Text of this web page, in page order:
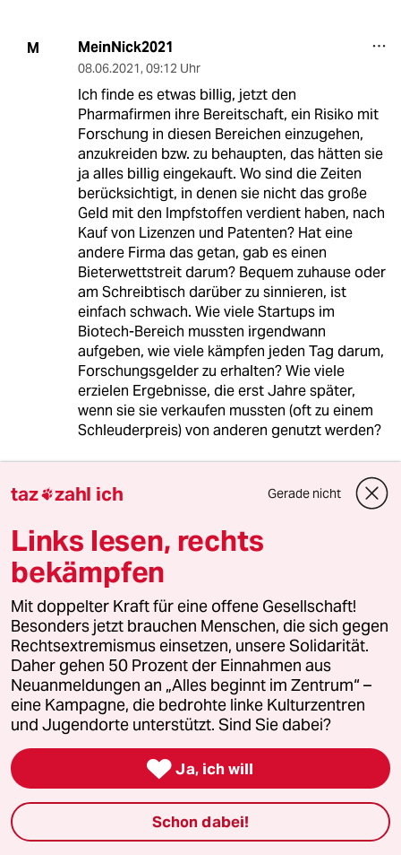
M MeinNick2021
08.06.2021, 09:12 Uhr
Ich finde es etwas billig, jetzt den
Pharmafirmen ihre Bereitschaft, ein Risiko mit
Forschung in diesen Bereichen einzugehen,
anzukreiden bzw. zu behaupten, das hätten sie
ja alles billig eingekauft. Wo sind die Zeiten
berücksichtigt, in denen sie nicht das große
Geld mit den Impfstoffen verdient haben, nach
Kauf von Lizenzen und Patenten? Hat eine
andere Firma das getan, gab es einen
Bieterwettstreit darum? Bequem zuhause oder
am Schreibtisch darüber zu sinnieren, ist
einfach schwach. Wie viele Startups im
Biotech-Bereich mussten irgendwann
aufgeben, wie viele kämpfen jeden Tag darum,
Forschungsgelder zu erhalten? Wie viele
erzielen Ergebnisse, die erst Jahre später,
wenn sie sie verkaufen mussten (oft zu einem
Schleuderpreis) von anderen genutzt werden?
andere Dinge gewünscht sind. Ich hab das
persönlich erlebt, als ein Forschungsprojekt
beendet werden musste, das zusammen mit
Industriepartnern vorangetrieben worden war
und plötzlich die Politik die gesetzlichen
Rahmenbedinungen massiv in eine andere
Richtung lenkte. Ein anderes
Forschungsgebiet, die Batterieforschung
wurde eingestellt, da für das fördernde BMVg
die Gelder gestrichen wurden (Ja, auch das
Militär fördert manchmal so tolle Sachen, die
heute jeder nutzen will, wie Lithium-Akkus). Das
Startup und die Initiatoren verloren damals viel
Geld.
Karl Kraus
08.06.2021,13:02 Uhr
taz zahl ich Gerade nicht
Links lesen, rechts
bekämpfen
Mit doppelter Kraft für eine offene Gesellschaft!
Besonders jetzt brauchen Menschen, die sich gegen
Rechtsextremismus einsetzen, unsere Solidarität.
Daher gehen 50 Prozent der Einnahmen aus
Neuanmeldungen an „Alles beginnt im Zentrum“ –
eine Kampagne, die bedrohte linke Kulturzentren
und Jugendorte unterstützt. Sind Sie dabei?
 Ja, ich will
Schon dabei!